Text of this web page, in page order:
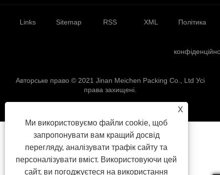
X
Ми використовуємо файли cookie, щоб
запропонувати вам кращий досвід
перегляду, аналізувати трафік сайту та
персоналізувати вміст. Використовуючи цей
сайт, ви погоджуєтеся на використання
Links Sitemap RSS XML Політика
Авторське право © 2021 Jinan Meichen Packing Co., Ltd Усі
права захищені.